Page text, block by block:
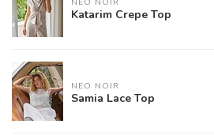
Katarim Crepe Top
NEO NOIR
Samia Lace Top